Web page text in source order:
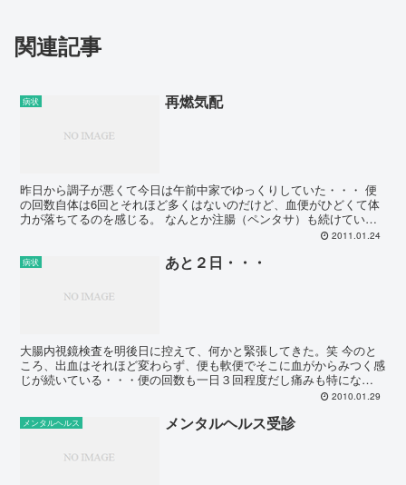
関連記事
病状 再燃気配
昨日から調子が悪くて今日は午前中家でゆっくりしていた・・・ 便
の回数自体は6回とそれほど多くはないのだけど、血便がひどくて体
力が落ちてるのを感じる。 なんとか注腸（ペンタサ）も続けている
けど、なかなかよくならない。 前に先生が、血便と下痢が...2011.01.24
病状 あと２日・・・
大腸内視鏡検査を明後日に控えて、何かと緊張してきた。笑 今のと
ころ、出血はそれほど変わらず、便も軟便でそこに血がからみつく感
じが続いている・・・便の回数も一日３回程度だし痛みも特にな
い・・・ 普通に生活している分には全く問題ないんだけど・・...
2010.01.29
メンタルヘルス メンタルヘルス受診